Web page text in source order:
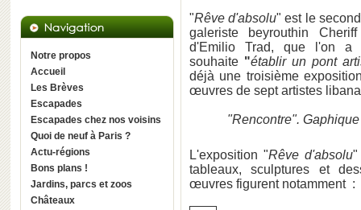
Notre propos
Accueil
Les Brèves
Escapades
Escapades chez nos voisins
Quoi de neuf à Paris ?
Actu-régions
Bons plans !
Jardins, parcs et zoos
Châteaux
"Rêve d'absolu" est le
galeriste beyrouthin
d'Emilio Trad, que l'on a
souhaite "établir un pont
déjà une troisième
œuvres de sept artistes
"Rencontre".
L'exposition "Rêve d'absolu"
tableaux, sculptures et
œuvres figurent notamment :